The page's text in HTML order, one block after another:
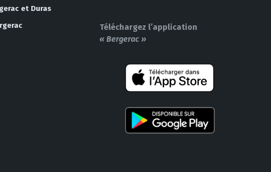
et Duras
Téléchargez l’application
« Bergerac »